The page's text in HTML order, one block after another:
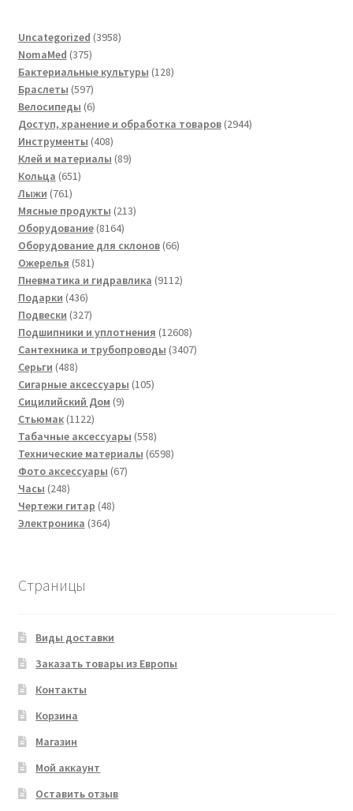
Uncategorized 39583958
NomaMed 375375
товаров
Бактериальные культуры 128128
Браслеты 597597
товаров
Велосипеды 66
товаров
Доступ, хранение и обработка товаров 29442944
Инструменты 408408
товаров
Клей и материалы 8989
Кольца 651651
Лыжи 761761
товар
Мясные продукты 213213
Оборудование 81648164
товара
Оборудование для склонов 6666
Ожерелья 581581
товар
Пневматика и гидравлика 91129112
Подарки 436436
товаров
Подвески 327327
товаров
Подшипники и уплотнения 1260812608
товаров
Сантехника и трубопроводы 34073407
Серьги 488488
товаров
Сигарные аксессуары 105105
Сицилийский Дом 99
Стьюмак 11221122
товара
Табачные аксессуары 558558
товаров
Технические материалы 65986598
Фото аксессуары 6767
Часы 248248
товаров
Чертежи гитар 4848
Электроника 364364
Страницы
Виды доставки
Заказать товары из Европы
Контакты
Корзина
Магазин
Мой аккаунт
Оставить отзыв